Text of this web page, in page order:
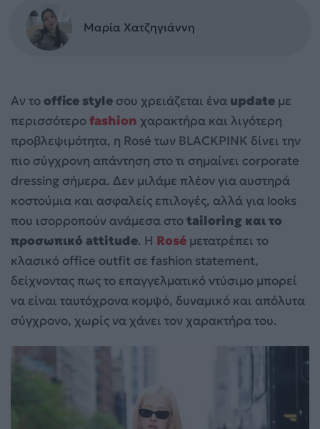
Μαρία Χατζηγιάννη
Αν τοoffice style σου χρειάζεται ένα update με
περισσότεροfashion χαρακτήρα και λιγότερη
προβλεψιμότητα, η Rosé των BLACKPINK δίνει την
πιο σύγχρονη απάντηση στο τι σημαίνει corporate
dressing σήμερα. Δεν μιλάμε πλέον για αυστηρά
κοστούμια και ασφαλείς επιλογές, αλλά για looks
που ισορροπούν ανάμεσα στοtailoring και το
προσωπικό attitude. Η Rosé μετατρέπει το
κλασικό office outfit σε fashion statement,
δείχνοντας πως το επαγγελματικό ντύσιμο μπορεί
να είναι ταυτόχρονα κομψό, δυναμικό και απόλυτα
σύγχρονο, χωρίς να χάνει τον χαρακτήρα του.